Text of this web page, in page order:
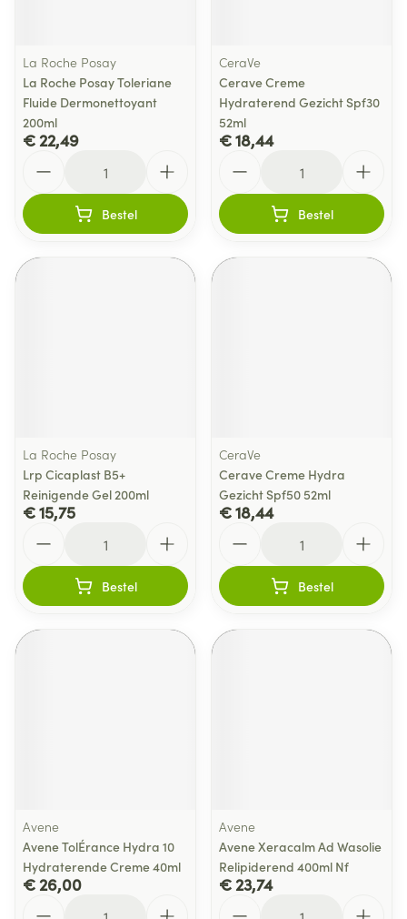
La Roche Posay
La Roche Posay Toleriane
Fluide Dermonettoyant
200ml
€ 22,49
Bestel
CeraVe
Cerave Creme
Hydraterend Gezicht Spf30
52ml
€ 18,44
Bestel
La Roche Posay
Lrp Cicaplast B5+
Reinigende Gel 200ml
€ 15,75
Bestel
CeraVe
Cerave Creme Hydra
Gezicht Spf50 52ml
€ 18,44
Bestel
Avene
Avene TolÉrance Hydra 10
Hydraterende Creme 40ml
€ 26,00
Avene
Avene Xeracalm Ad Wasolie
Relipiderend 400ml Nf
€ 23,74